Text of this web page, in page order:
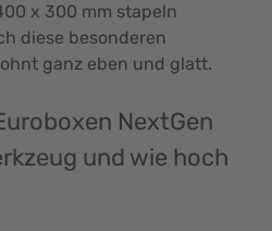
x 300 mm stapeln
diese besonderen
ganz eben und glatt.
NextGen
und wie hoch